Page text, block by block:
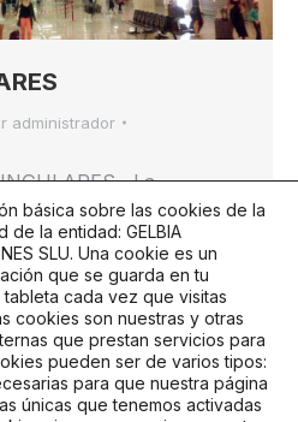
administrador
La
la construcción,
sobre edificios,
público, con unas
ya sea por su
o contexto
este caso, de
recintos deportivos,
básica sobre las cookies de la
la entidad: GELBIA
SLU. Una cookie es un
que se guarda en tu
cada vez que visitas
cookies son nuestras y otras
que prestan servicios para
pueden ser de varios tipos:
para que nuestra página
únicas que tenemos activadas